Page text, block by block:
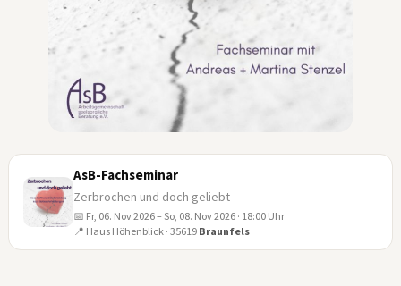
NOV
AsB-Fachseminar
Zerbrochen und doch geliebt
📅 Fr, 06. Nov 2026 – So, 08. Nov 2026 · 18:00 Uhr
📍 Haus Höhenblick · 35619 Braunfels